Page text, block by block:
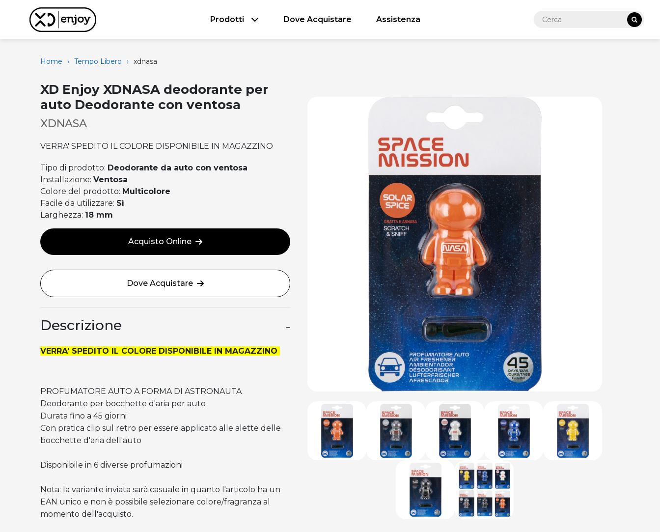
Prodotti Dove Acquistare Assistenza
Home › Tempo Libero › xdnasa
XD Enjoy XDNASA deodorante per
auto Deodorante con ventosa
XDNASA
VERRA' SPEDITO IL COLORE DISPONIBILE IN MAGAZZINO
Tipo di prodotto: Deodorante da auto con ventosa
Installazione:Ventosa
Colore del prodotto: Multicolore
Facile da utilizzare: Sì
Larghezza: 18 mm
Acquisto Online
Dove Acquistare
Descrizione −
VERRA' SPEDITO IL COLORE DISPONIBILE IN MAGAZZINO
PROFUMATORE AUTO A FORMA DI ASTRONAUTA
Deodorante per bocchette d'aria per auto
Durata fino a 45 giorni
Con pratica clip sul retro per essere applicato alle alette delle
bocchette d'aria dell'auto
Disponibile in 6 diverse profumazioni
Nota: la variante inviata sarà casuale in quanto l'articolo ha un
EAN unico e non è possibile selezionare colore/fragranza al
momento dell'acquisto.